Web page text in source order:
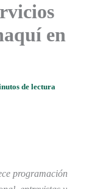
en
de lectura
programación